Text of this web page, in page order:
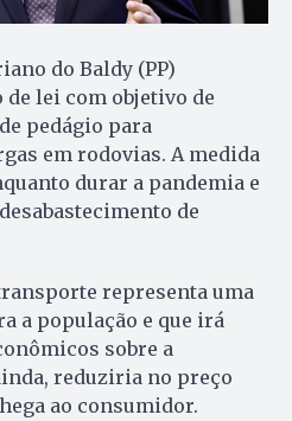
do Baldy (PP)
lei com objetivo de
pedágio para
em rodovias. A medida
durar a pandemia e
de
representa uma
a população e que irá
sobre a
reduziria no preço
ao consumidor.